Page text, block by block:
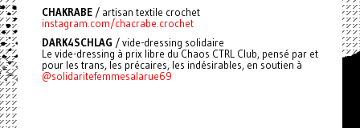
CHAKRABE/ artisan textile crochet
instagram.com/chacrabe.crochet
DARK4SCHLAG / vide-dressing solidaire
Le vide-dressing à prix libre du Chaos CTRL Club, pensé par et
pour les trans, les précaires, les indésirables, en soutien à
@solidaritefemmesalarue69